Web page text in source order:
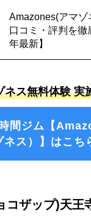
Amazones(アマゾ
口コミ・評判を
年最新】
ネス無料体験 実
間ジム【
ネス）】はこち
コザップ)天王